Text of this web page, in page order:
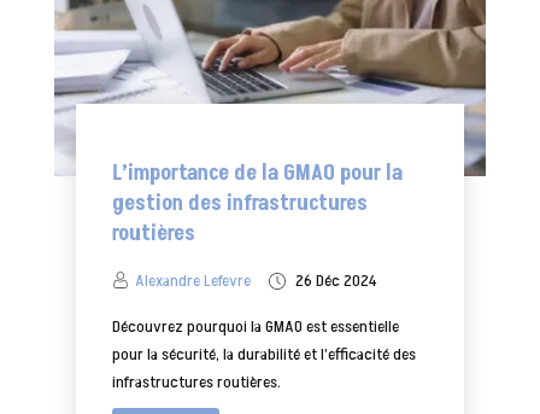
L’importance de la GMAO pour la
gestion des infrastructures
routières
Alexandre Lefevre
26 Déc 2024
Découvrez pourquoi la GMAO est essentielle
pour la sécurité, la durabilité et l’efficacité des
infrastructures routières.